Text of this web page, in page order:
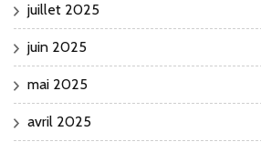
juillet 2025
juin 2025
mai 2025
avril 2025